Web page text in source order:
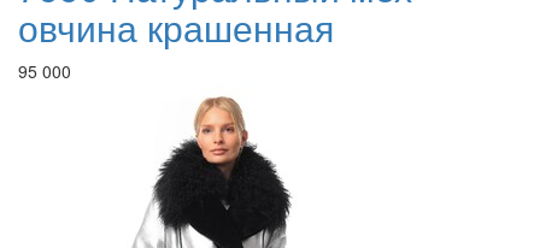
овчина крашенная
95 000